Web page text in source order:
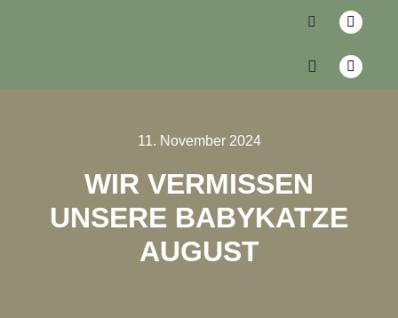
11. November 2024
WIR VERMISSEN
UNSERE BABYKATZE
AUGUST